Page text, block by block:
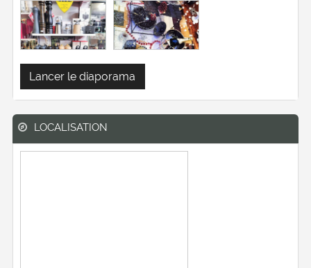
Lancer le diaporama
LOCALISATION